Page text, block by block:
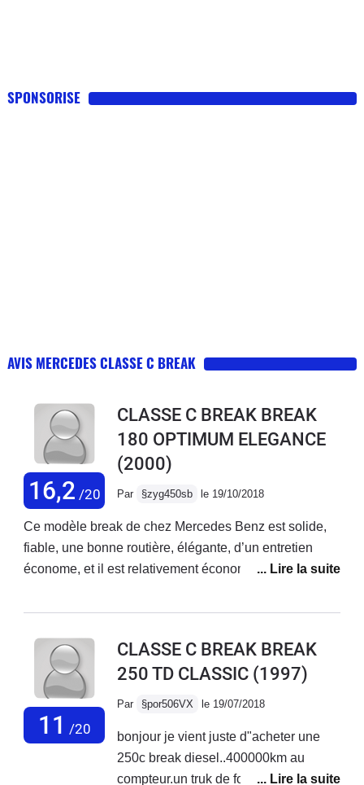
SPONSORISE
AVIS MERCEDES CLASSE C BREAK
16,2 /20
CLASSE C BREAK BREAK
180 OPTIMUM ELEGANCE
(2000)
Par §zyg450sb le 19/10/2018
Ce modèle break de chez Mercedes Benz est solide,
fiable, une bonne routière, élégante, d’un entretien
économe, et il est relativement économe dans sa
sur grande route. Propriétaire de cette voiture depuis
11 /20
CLASSE C BREAK BREAK
250 TD CLASSIC (1997)
Par §por506VX le 19/07/2018
bonjour je vient juste d"acheter une
250c break diesel..400000km au
compteur.un truk de fou. vous explique